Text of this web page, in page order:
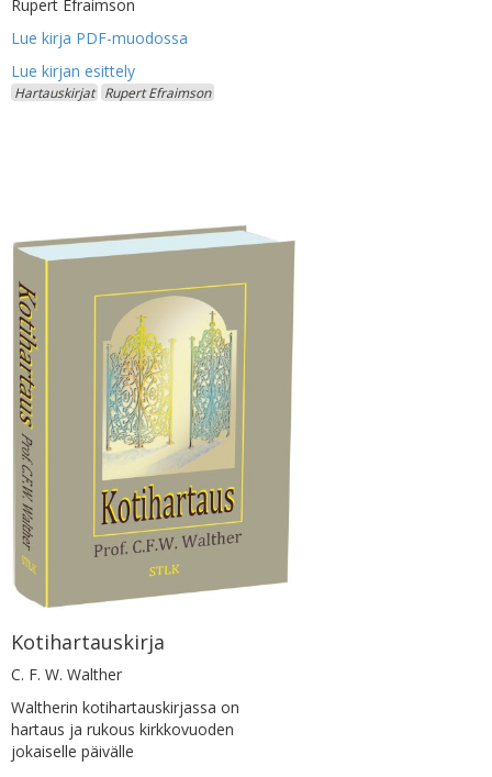
Rupert Efraimson
Lue kirja PDF-muodossa
Hartauskirjat Rupert Efraimson
Kotihartauskirja
C. F. W. Walther
Waltherin kotihartauskirjassa on
hartaus ja rukous kirkkovuoden
jokaiselle päivälle